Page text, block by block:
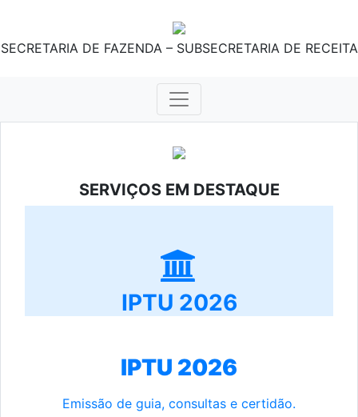
SECRETARIA DE FAZENDA – SUBSECRETARIA DE RECEITA
SERVIÇOS EM DESTAQUE
IPTU 2026
IPTU 2026
Emissão de guia, consultas e certidão.